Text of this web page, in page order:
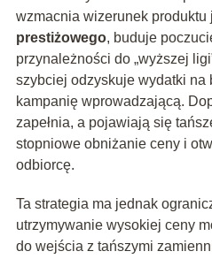
wzmacnia wizerunek produktu
prestiżowego, buduje
przynależności do „wyższej
szybciej odzyskuje wydatki na
kampanię wprowadzającą.
zapełnia, a pojawiają się
stopniowe obniżanie ceny i
odbiorcę.
Ta strategia ma jednak
utrzymywanie wysokiej ceny
do wejścia z tańszymi